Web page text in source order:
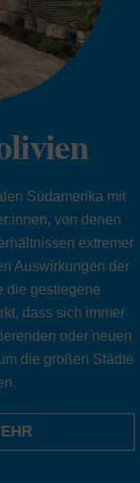
Südamerika mit
von denen
extremer
Auswirkungen der
die gestiegene
dass sich immer
oder neuen
die großen Städte